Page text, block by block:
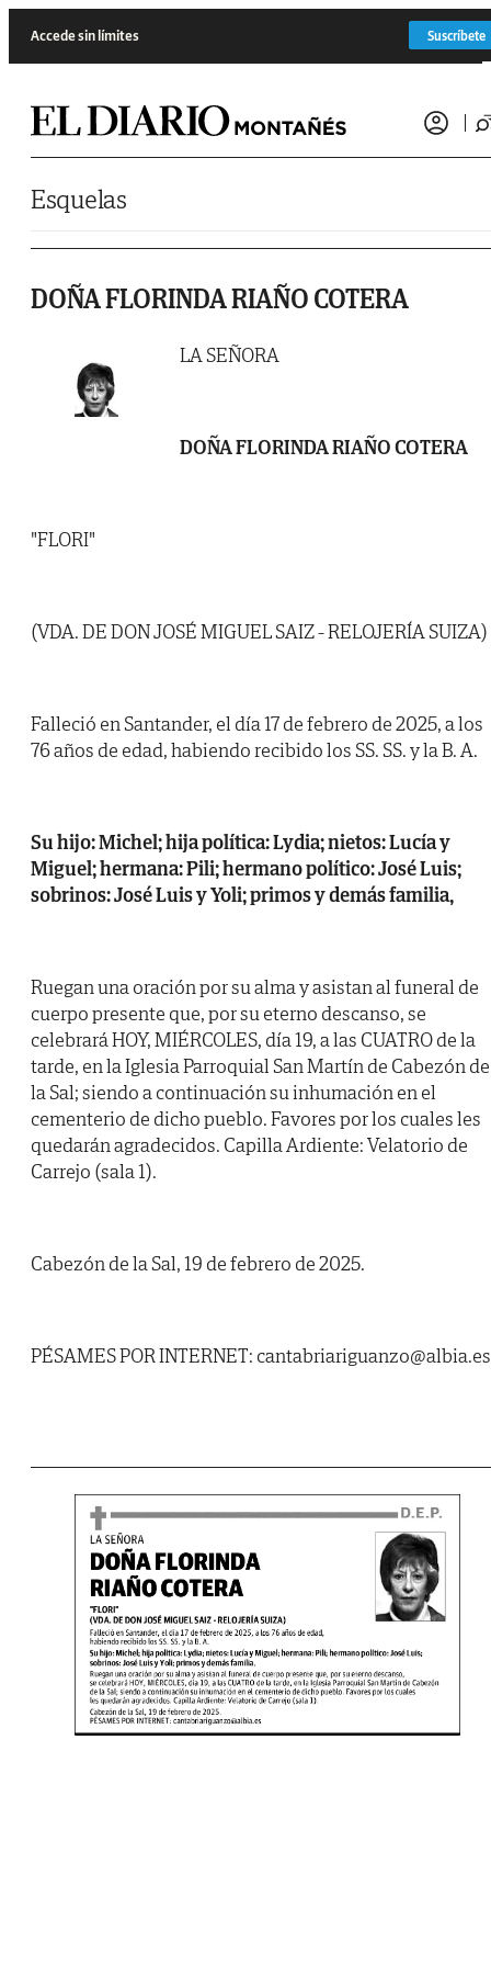
Accede sin límites Suscríbete
Esquelas
DOÑA FLORINDA RIAÑO COTERA
LA SEÑORA
DOÑA FLORINDA RIAÑO COTERA
"FLORI"
(VDA. DE DON JOSÉ MIGUEL SAIZ - RELOJERÍA SUIZA)
Falleció en Santander, el día 17 de febrero de 2025, a los
76 años de edad, habiendo recibido los SS. SS. y la B. A.
Su hijo: Michel; hija política: Lydia; nietos: Lucía y
Miguel; hermana: Pili; hermano político: José Luis;
sobrinos: José Luis y Yoli; primos y demás familia,
Ruegan una oración por su alma y asistan al funeral de
cuerpo presente que, por su eterno descanso, se
celebrará HOY, MIÉRCOLES, día 19, a las CUATRO de la
tarde, en la Iglesia Parroquial San Martín de Cabezón de
la Sal; siendo a continuación su inhumación en el
cementerio de dicho pueblo. Favores por los cuales les
quedarán agradecidos. Capilla Ardiente: Velatorio de
Carrejo (sala 1).
Cabezón de la Sal, 19 de febrero de 2025.
PÉSAMES POR INTERNET: cantabriariguanzo@albia.es